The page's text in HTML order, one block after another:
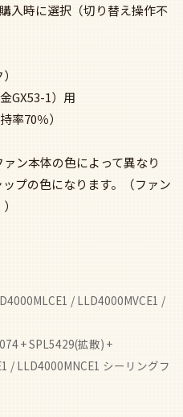
入時に選択（切り替え操作不
GX53-1）用
率70％）
ン本体の色によって異なり
プの色になります。（ファン
/ LLD4000MVCE1 /
+ SPL5429(拡散) +
/ LLD4000MNCE1 シーリングフ